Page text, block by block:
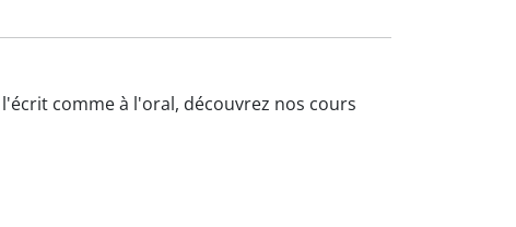
comme à l'oral, découvrez nos cours